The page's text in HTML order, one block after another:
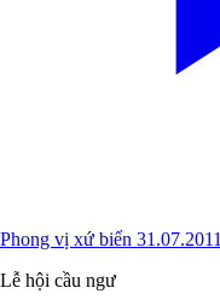
Phong vị xứ biển 31.07.2011
Lễ hội cầu ngư